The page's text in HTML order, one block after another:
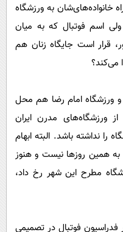
خانواده‌های‌شان به ورزشگاه
ولی اسم فوتبال که به میان
قرار است جایگاه زنان هم
می‌کند؟
ورزشگاه امام رضا هم محل
مدرن ایران
را نداشته باشد. البته ابهام
همین روز‌ها نیست و هنوز
فروردین ۱۴۰۱ در ورزشگاه مطرح این شهر رخ داد،
فوتبال در تصمیمی